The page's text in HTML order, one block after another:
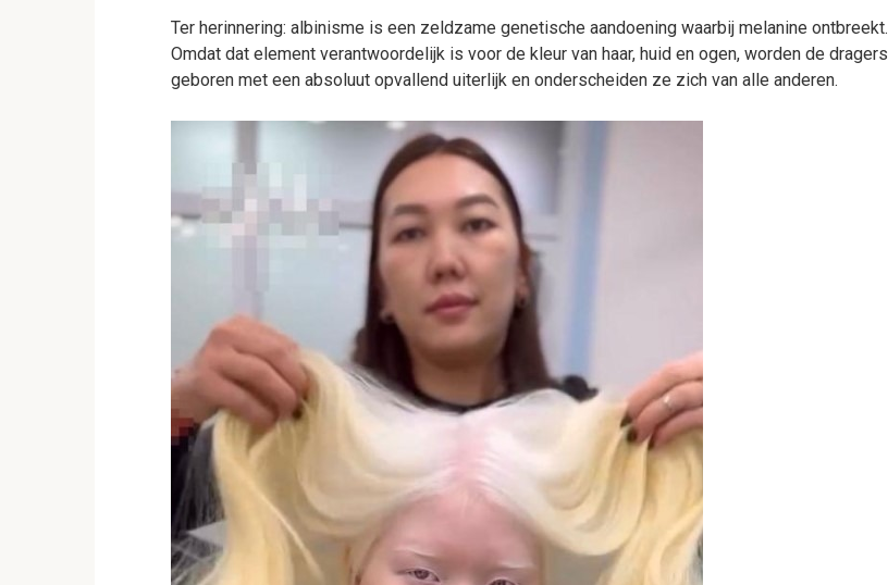
Ter herinnering: albinisme is een zeldzame genetische aandoening waarbij melanine ontbreekt.
Omdat dat element verantwoordelijk is voor de kleur van haar, huid en ogen, worden de dragers
geboren met een absoluut opvallend uiterlijk en onderscheiden ze zich van alle anderen.